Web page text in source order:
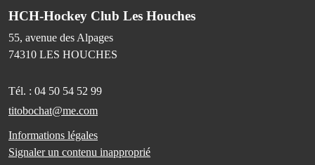
HCH-Hockey Club Les Houches
55, avenue des Alpages
74310 LES HOUCHES
Tél. : 04 50 54 52 99
titobochat@me.com
Informations légales
Signaler un contenu inapproprié